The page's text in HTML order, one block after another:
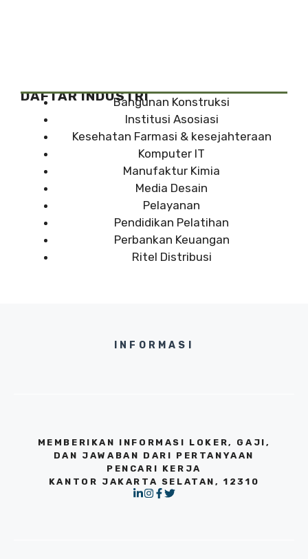
DAFTAR INDUSTRIBangunan Konstruksi
Institusi Asosiasi
Kesehatan Farmasi & kesejahteraan
Komputer IT
Manufaktur Kimia
Media Desain
Pelayanan
Pendidikan Pelatihan
Perbankan Keuangan
Ritel Distribusi
INFORMASI
MEMBERIKAN INFORMASI LOKER, GAJI,
DAN JAWABAN DARI PERTANYAAN
PENCARI KERJA
KANTOR JAKARTA SELATAN, 12310